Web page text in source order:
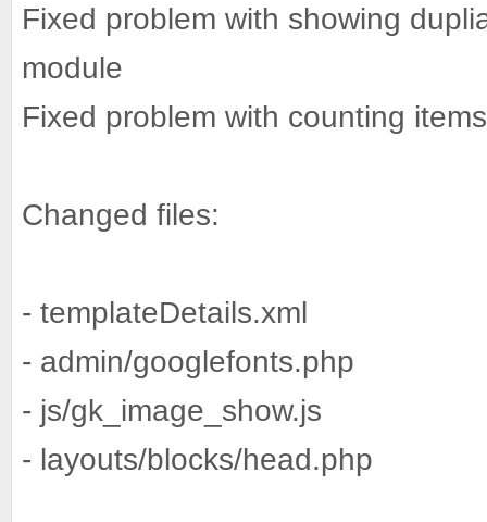
Fixed problem with showing
module
Fixed problem with counting
Changed files:
- templateDetails.xml
- admin/googlefonts.php
- js/gk_image_show.js
- layouts/blocks/head.php